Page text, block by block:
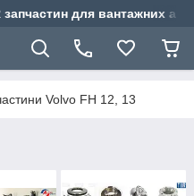
для вантажних
Volvo FH 12, 13